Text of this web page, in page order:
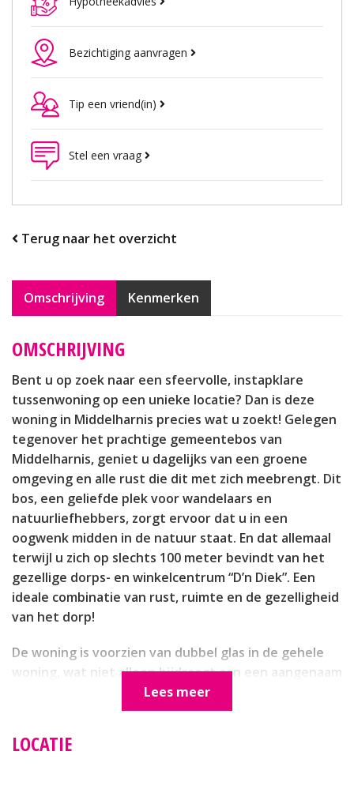
Bezichtiging aanvragen
Tip een vriend(in)
Stel een vraag
Terug naar het overzicht
Omschrijving Kenmerken
OMSCHRIJVING
Bent u op zoek naar een sfeervolle, instapklare
tussenwoning op een unieke locatie? Dan is deze
woning in Middelharnis precies wat u zoekt! Gelegen
tegenover het prachtige gemeentebos van
Middelharnis, geniet u dagelijks van een groene
omgeving en alle rust die dit met zich meebrengt. Dit
bos, een geliefde plek voor wandelaars en
natuurliefhebbers, zorgt ervoor dat u in een
oogwenk midden in de natuur staat. En dat allemaal
terwijl u zich op slechts 100 meter bevindt van het
gezellige dorps- en winkelcentrum “D’n Diek”. Een
ideale combinatie van rust, ruimte en de gezelligheid
van het dorp!
De woning is voorzien van dubbel glas in de gehele
woning, wat niet alleen bijdraagt aan een aangenaam
binnenklimaat, maar ook zorgt voor een goede
isolatie. De buitenzijde van de woning is dit jaar nog
bij staat. Zo kunt u zonder zorgen en
Lees meer
LOCATIE